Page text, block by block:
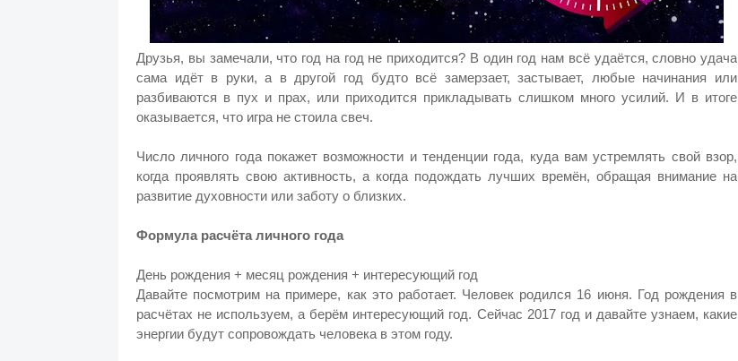
Друзья, вы замечали, что год на год не приходится? В один год нам всё удаётся, словно удача
сама идёт в руки, а в другой год будто всё замерзает, застывает, любые начинания или
разбиваются в пух и прах, или приходится прикладывать слишком много усилий. И в итоге
оказывается, что игра не стоила свеч.
Число личного года покажет возможности и тенденции года, куда вам устремлять свой взор,
когда проявлять свою активность, а когда подождать лучших времён, обращая внимание на
развитие духовности или заботу о близких.
Формула расчёта личного года
День рождения + месяц рождения + интересующий год
Давайте посмотрим на примере, как это работает. Человек родился 16 июня. Год рождения в
расчётах не используем, а берём интересующий год. Сейчас 2017 год и давайте узнаем, какие
энергии будут сопровождать человека в этом году.